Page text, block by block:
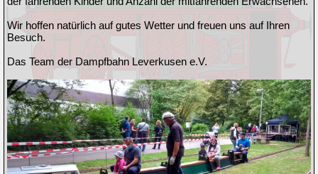
Wir hoffen natürlich auf gutes Wetter und freuen uns auf Ihren
Besuch.
Das Team der Dampfbahn Leverkusen e.V.